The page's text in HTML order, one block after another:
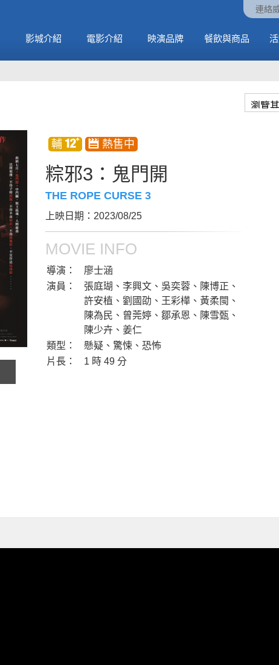
連絡
影城介紹 電影介紹
MORE MORE
火熱預
映演品牌 餐飲與商品
MORE MORE
🥤威秀
🥤全
粽邪3：鬼門開
THE ROPE CURSE 3
上映日期：2023/08/25
MOVIE INFO
導演：
廖士涵
演員：
張庭瑚、李興文、吳奕蓉、陳博正、
許安植、劉國劭、王彩樺、黃柔閩、
陳為民、曾莞婷、鄒承恩、陳雪甄、
陳少卉、姜仁
類型：
懸疑、驚悚、恐怖
片長：
1 時 49 分